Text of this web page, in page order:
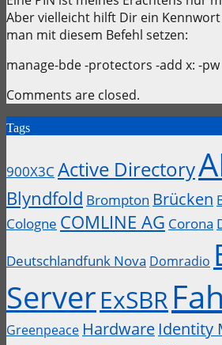
Aber vielleicht hilft Dir ein
man mit diesem Befehl setzen:
manage-bde -protectors -add x: -pw
Comments are closed.
Tags
900X3C Active Directory
Blyndfold Brompton Brücken
Cologne COMLINE AG Corona
Deutschlandfunk Nova Domradio
ServerExSBR
Greenpeace Hardware Identity